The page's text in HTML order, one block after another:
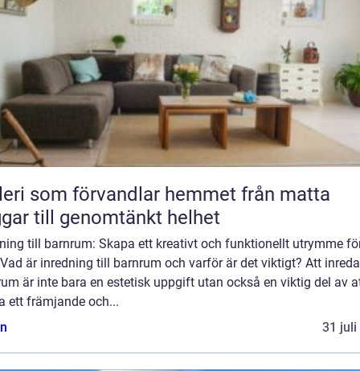
som förvandlar hemmet från matta
till genomtänkt helhet
till barnrum: Skapa ett kreativt och funktionellt utrymme
är inredning till barnrum och varför är det viktigt? Att
är inte bara en estetisk uppgift utan också en viktig del av
ett främjande och...
31 juli